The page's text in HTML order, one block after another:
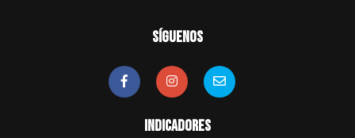
Síguenos
Indicadores